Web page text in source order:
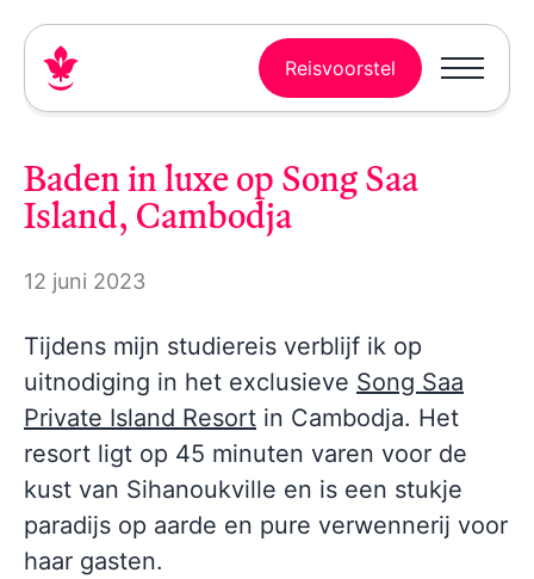
Reisvoorstel
Baden in luxe op Song Saa
Island, Cambodja
12 juni 2023
Tijdens mijn studiereis verblijf ik op
uitnodiging in het exclusieve Song Saa
Private Island Resort in Cambodja. Het
resort ligt op 45 minuten varen voor de
kust van Sihanoukville en is een stukje
paradijs op aarde en pure verwennerij voor
haar gasten.